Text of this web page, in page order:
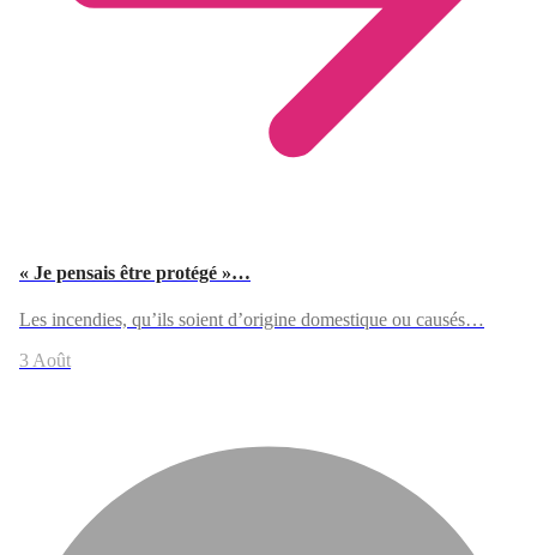
« Je pensais être protégé »…
Les incendies, qu’ils soient d’origine domestique ou causés…
3 Août